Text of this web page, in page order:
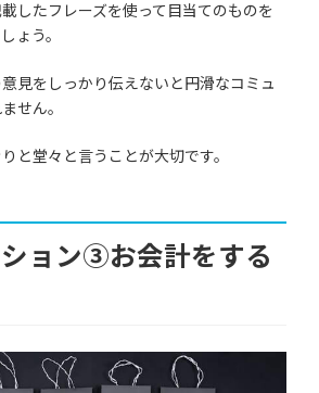
したフレーズを使って目当てのものを
ょう。
見をしっかり伝えないと円滑なコミュ
せん。
と堂々と言うことが大切です。
ョン③お会計をする